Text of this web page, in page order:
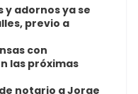
y adornos ya se
previo a
con
las próximas
notario a Jorge